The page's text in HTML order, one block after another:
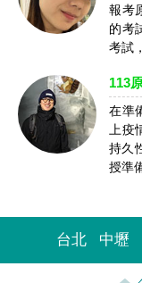
報考
的考
考試
113
在準
上
持久
授準
台北 中壢